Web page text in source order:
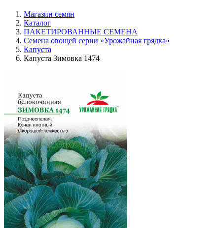
Магазин семян
Каталог
ПАКЕТИРОВАННЫЕ СЕМЕНА
Семена овощей серии «Урожайная грядка»
Капуста
Капуста Зимовка 1474